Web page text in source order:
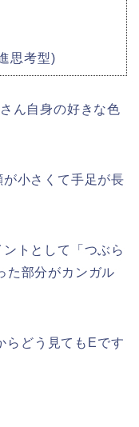
思考型)
ん自身の好きな色
小さくて手足が長
トとして「つぶら
た部分がカンガル
らどう見てもEです